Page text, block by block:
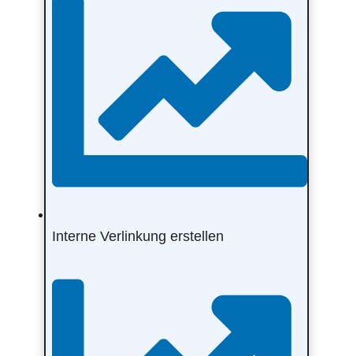
Interne Verlinkung erstellen